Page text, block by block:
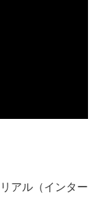
アル（インター